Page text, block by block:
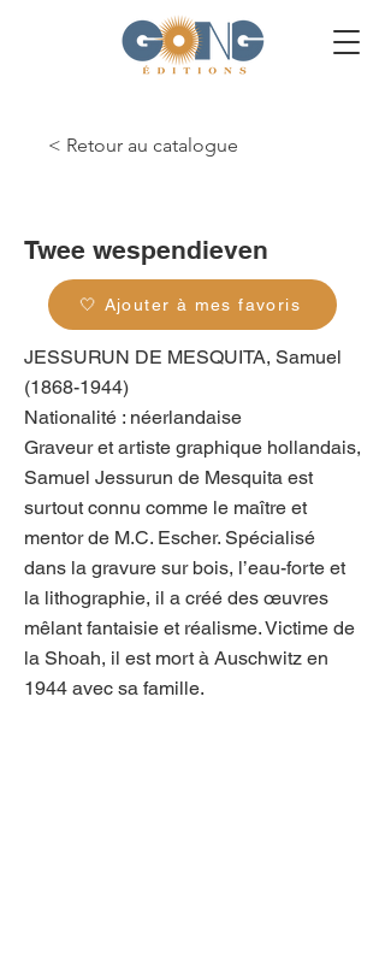
< Retour au catalogue
Twee wespendieven
🤍 Ajouter à mes favoris
JESSURUN DE MESQUITA, Samuel
(1868-1944)
Nationalité : néerlandaise
Graveur et artiste graphique hollandais,
Samuel Jessurun de Mesquita est
surtout connu comme le maître et
mentor de M.C. Escher. Spécialisé
dans la gravure sur bois, l’eau-forte et
la lithographie, il a créé des œuvres
mêlant fantaisie et réalisme. Victime de
la Shoah, il est mort à Auschwitz en
1944 avec sa famille.